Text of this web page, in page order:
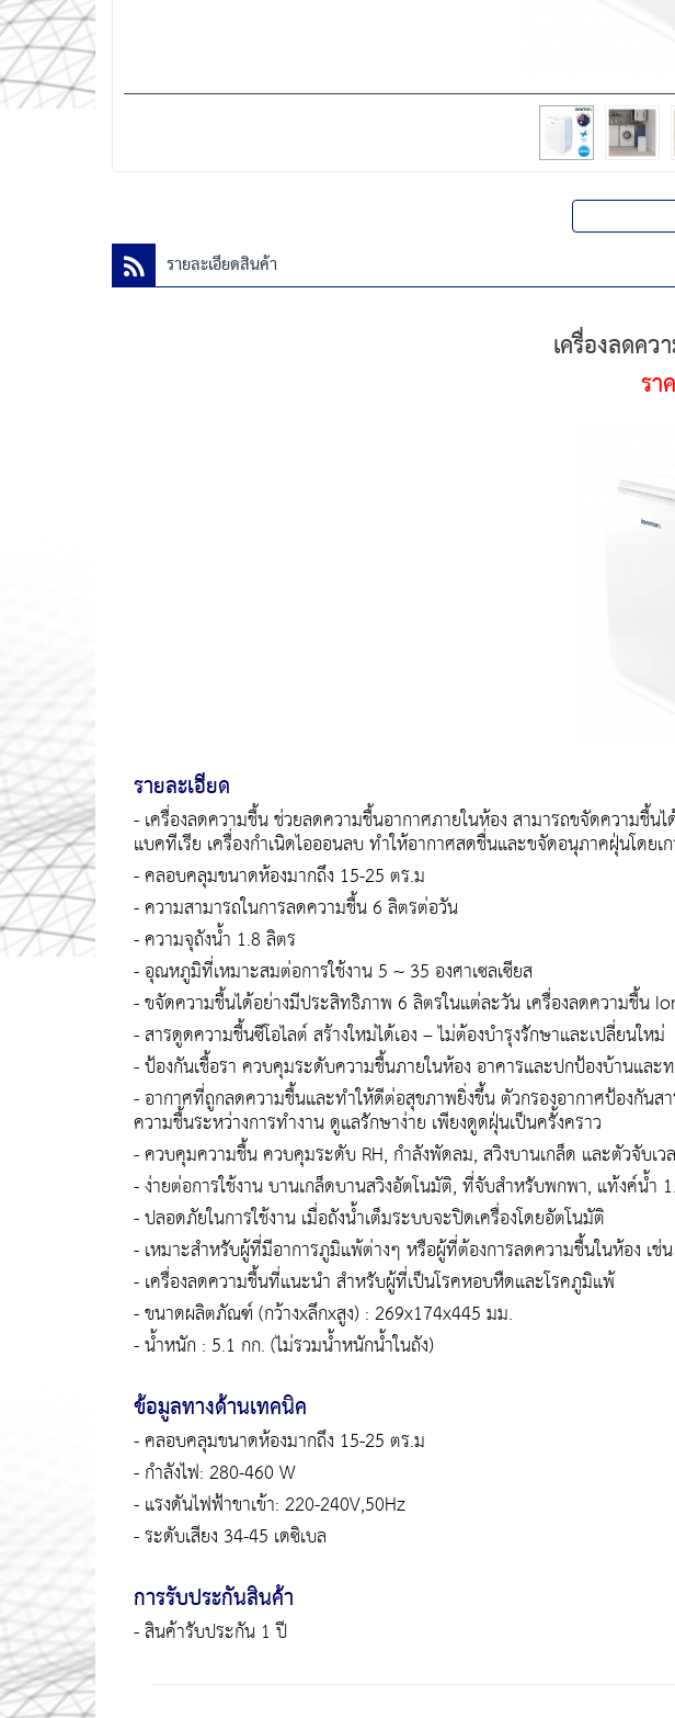
รายละเอียดสินค้า
เครื่องลดค
รา
รายละเอียด
- เครื่องลดความชื้น ช่วยลดความชื้นอากาศภายในห้อง สามารถขจัดความชื้น
แบคทีเรีย เครื่องกำเนิดไอออนลบ ทำให้อากาศสดชื่นและขจัดอนุภาคฝุ่นโดย
- คลอบคลุมขนาดห้องมากถึง 15-25 ตร.ม
- ความสามารถในการลดความชื้น 6 ลิตรต่อวัน
- ความจุถังน้ำ 1.8 ลิตร
- อุณหภูมิที่เหมาะสมต่อการใช้งาน 5 ~ 35 องศาเซลเซียส
- ขจัดความชื้นได้อย่างมีประสิทธิภาพ 6 ลิตรในแต่ละวัน เครื่องลดความชื้น
- สารดูดความชื้นซีโอไลต์ สร้างใหม่ได้เอง – ไม่ต้องบำรุงรักษาและเปลี่ยนใหม่
- ป้องกันเชื้อรา ควบคุมระดับความชื้นภายในห้อง อาคารและปกป้องบ้านและ
- อากาศที่ถูกลดความชื้นและทำให้ดีต่อสุขภาพยิ่งขึ้น ตัวกรองอากาศป้องกันส
ความชื้นระหว่างการทำงาน ดูแลรักษาง่าย เพียงดูดฝุ่นเป็นครั้งคราว
- ควบคุมความชื้น ควบคุมระดับ RH, กำลังพัดลม, สวิงบานเกล็ด และตัวจับเ
- ง่ายต่อการใช้งาน บานเกล็ดบานสวิงอัตโนมัติ, ที่จับสำหรับพกพา, แท้งค์น้ำ
- ปลอดภัยในการใช้งาน เมื่อถังน้ำเต็มระบบจะปิดเครื่องโดยอัตโนมัติ
- เหมาะสำหรับผู้ที่มีอาการภูมิแพ้ต่างๆ หรือผู้ที่ต้องการลดความชื้นในห้อง เ
- เครื่องลดความชื้นที่แนะนำ สำหรับผู้ที่เป็นโรคหอบหืดและโรคภูมิแพ้
- ขนาดผลิตภัณฑ์ (กว้างxลึกxสูง) : 269x174x445 มม.
- น้ำหนัก : 5.1 กก. (ไม่รวมน้ำหนักน้ำในถัง)
ข้อมูลทางด้านเทคนิค
- คลอบคลุมขนาดห้องมากถึง 15-25 ตร.ม
- กำลังไฟ: 280-460 W
- แรงดันไฟฟ้าขาเข้า: 220-240V,50Hz
- ระดับเสียง 34-45 เดซิเบล
การรับประกันสินค้า
- สินค้ารับประกัน 1 ปี